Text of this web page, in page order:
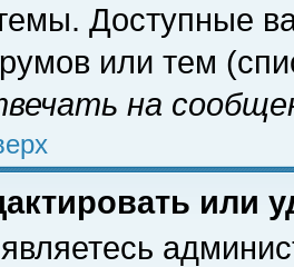
Доступные
или тем
на
или